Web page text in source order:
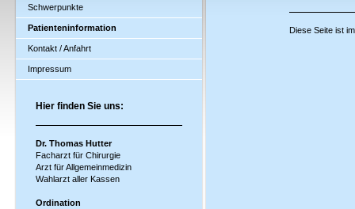
Schwerpunkte
Patienteninformation
Kontakt / Anfahrt
Impressum
Hier finden Sie uns:
Dr. Thomas Hutter
Facharzt für Chirurgie
Arzt für Allgemeinmedizin
Wahlarzt aller Kassen
Ordination
Diese Seite ist